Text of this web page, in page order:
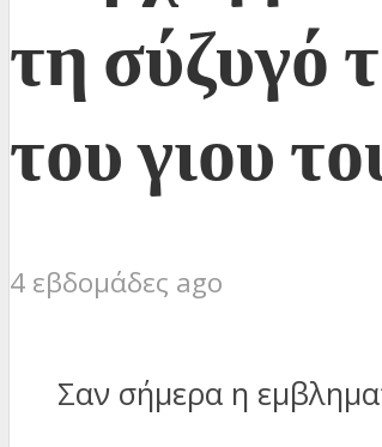
τη σύζυγό
του γιου
4 εβδομάδες ago
Σαν σήμερα η